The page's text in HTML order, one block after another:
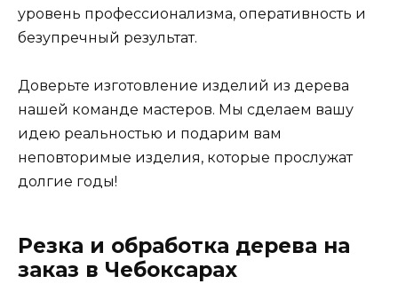
уровень профессионализма, оперативность и
безупречный результат.
Доверьте изготовление изделий из дерева
нашей команде мастеров. Мы сделаем вашу
идею реальностью и подарим вам
неповторимые изделия, которые прослужат
долгие годы!
Резка и обработка дерева на
заказ в Чебоксарах